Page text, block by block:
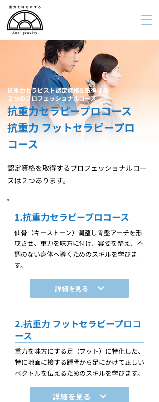
抗重力セラピープロコース
抗重力 フットセラピープロ
コース
抗重力セラピスト認定資格を取得する
２つのプロフェッショナルコース
認定資格を取得するプロフェッショナルコー
スは２つあります。
1.抗重力セラピープロコース
仙骨（キーストーン）調整し骨盤アーチを形
成させ、重力を味方に付け、容姿を整え、不
調のない身体へ導くためのスキルを学びま
す。
詳細を見る
2.抗重力 フットセラピープロコ
ース
重力を味方にする足（フット）に特化した、
特に地面に接する踵骨から足にかけて正しい
ベクトルを伝えるためのスキルを学びます。
詳細を見る